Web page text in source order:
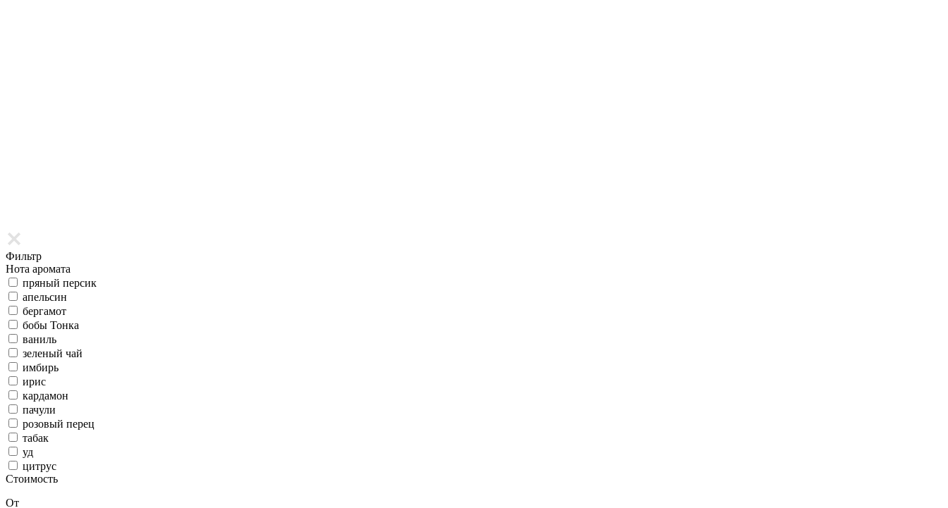
Фильтр
Нота аромата
пряный персик
апельсин
бергамот
бобы Тонка
ваниль
зеленый чай
имбирь
ирис
кардамон
пачули
розовый перец
табак
уд
цитрус
Стоимость
От